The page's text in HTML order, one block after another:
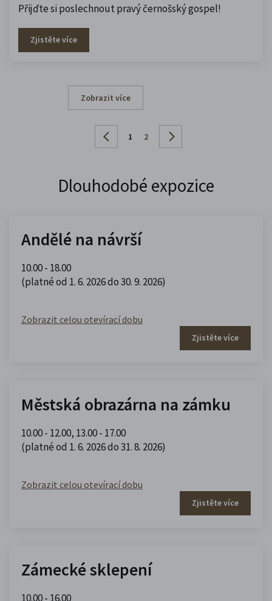
Přijďte si poslechnout pravý černošský gospel!
Zjistěte více
Zobrazit více
1 2
Dlouhodobé expozice
Andělé na návrší
10.00 - 18.00
(platné od 1. 6. 2026 do 30. 9. 2026)
Zobrazit celou otevírací dobu
Zjistěte více
Městská obrazárna na zámku
10.00 - 12.00, 13.00 - 17.00
(platné od 1. 6. 2026 do 31. 8. 2026)
Zobrazit celou otevírací dobu
Zjistěte více
Zámecké sklepení
10.00 - 16.00